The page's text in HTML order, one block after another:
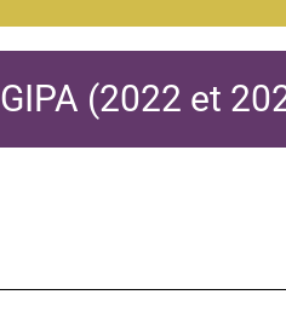
GIPA (2022 et